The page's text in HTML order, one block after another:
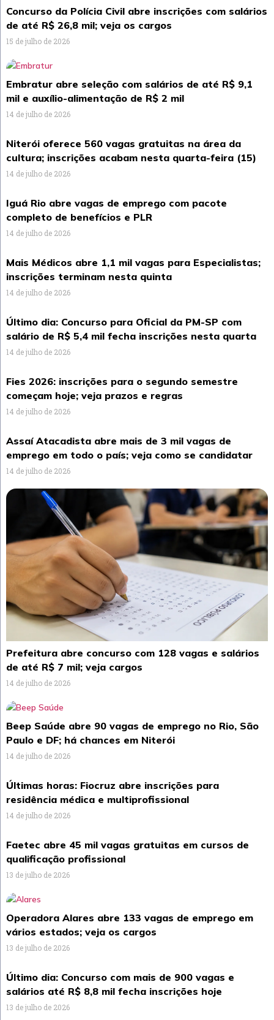
Concurso da Polícia Civil abre inscrições com salários
de até R$ 26,8 mil; veja os cargos
15 de julho de 2026
Embratur abre seleção com salários de até R$ 9,1
mil e auxílio-alimentação de R$ 2 mil
14 de julho de 2026
Niterói oferece 560 vagas gratuitas na área da
cultura; inscrições acabam nesta quarta-feira (15)
14 de julho de 2026
Iguá Rio abre vagas de emprego com pacote
completo de benefícios e PLR
14 de julho de 2026
Mais Médicos abre 1,1 mil vagas para Especialistas;
inscrições terminam nesta quinta
14 de julho de 2026
Último dia: Concurso para Oficial da PM-SP com
salário de R$ 5,4 mil fecha inscrições nesta quarta
14 de julho de 2026
Fies 2026: inscrições para o segundo semestre
começam hoje; veja prazos e regras
14 de julho de 2026
Assaí Atacadista abre mais de 3 mil vagas de
emprego em todo o país; veja como se candidatar
14 de julho de 2026
Prefeitura abre concurso com 128 vagas e salários
de até R$ 7 mil; veja cargos
14 de julho de 2026
Beep Saúde abre 90 vagas de emprego no Rio, São
Paulo e DF; há chances em Niterói
14 de julho de 2026
Últimas horas: Fiocruz abre inscrições para
residência médica e multiprofissional
14 de julho de 2026
Faetec abre 45 mil vagas gratuitas em cursos de
qualificação profissional
13 de julho de 2026
Operadora Alares abre 133 vagas de emprego em
vários estados; veja os cargos
13 de julho de 2026
Último dia: Concurso com mais de 900 vagas e
salários até R$ 8,8 mil fecha inscrições hoje
13 de julho de 2026